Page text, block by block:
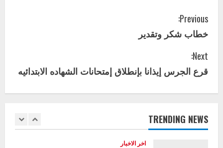
C
o
n
n
Previous:
خطاب شكر وتقدير
Next:
قرع الجرس إيذانا بإنطلاق إمتحانات الشهاده الابتدائيه
TRENDING NEWS
5
الكبرى تنفذ الحملة التعزيزية لاصحاح
1
اخر الاخبار
اخر الاخبار